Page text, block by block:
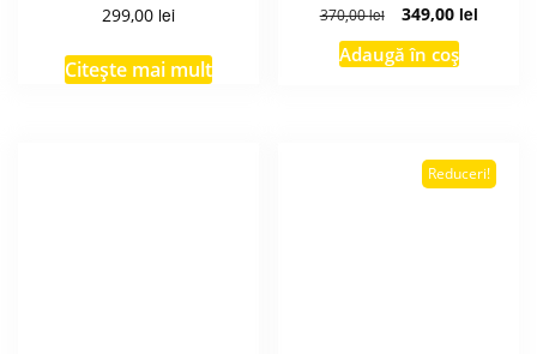
299,00 lei
Citește mai mult
370,00lei
Prețul
inițial
a
349,00 leiPrețul
Adaugă în coș
Reduceri!